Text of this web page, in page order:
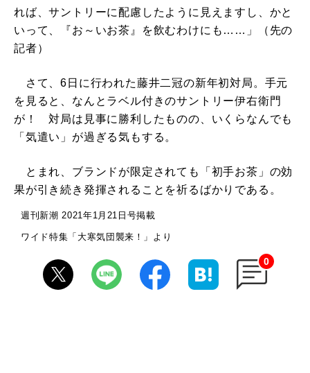
れば、サントリーに配慮したように見えますし、かと
いって、『お～いお茶』を飲むわけにも……」（先の
記者）
さて、6日に行われた藤井二冠の新年初対局。手元
を見ると、なんとラベル付きのサントリー伊右衛門
が！ 対局は見事に勝利したものの、いくらなんでも
「気遣い」が過ぎる気もする。
とまれ、ブランドが限定されても「初手お茶」の効
果が引き続き発揮されることを祈るばかりである。
週刊新潮 2021年1月21日号掲載
ワイド特集「大寒気団襲来！」より
0